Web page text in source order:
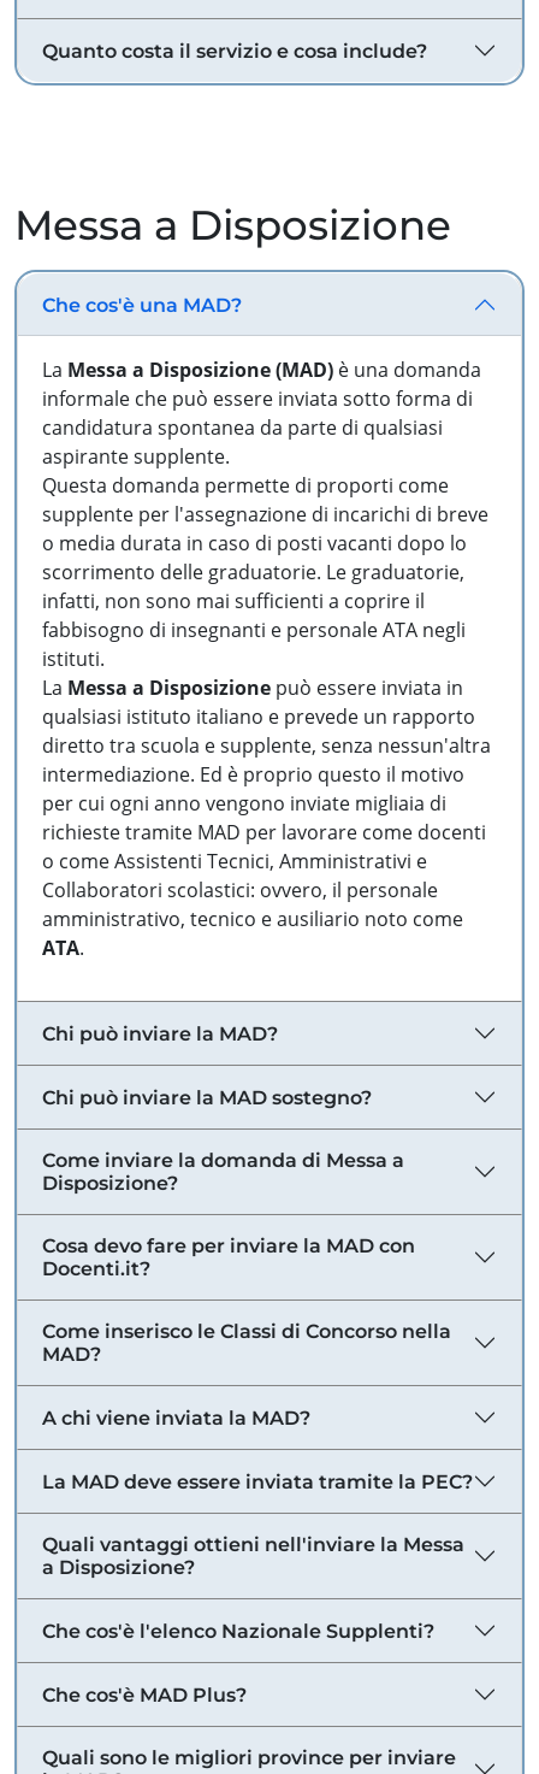
Quanto costa il servizio e cosa include?
Messa a Disposizione
Che cos'è una MAD?
La Messa a Disposizione (MAD) è una domanda
informale che può essere inviata sotto forma di
candidatura spontanea da parte di qualsiasi
aspirante supplente.
Questa domanda permette di proporti come
supplente per l'assegnazione di incarichi di breve
o media durata in caso di posti vacanti dopo lo
scorrimento delle graduatorie. Le graduatorie,
infatti, non sono mai sufficienti a coprire il
fabbisogno di insegnanti e personale ATA negli
istituti.
La Messa a Disposizione può essere inviata in
qualsiasi istituto italiano e prevede un rapporto
diretto tra scuola e supplente, senza nessun'altra
intermediazione. Ed è proprio questo il motivo
per cui ogni anno vengono inviate migliaia di
richieste tramite MAD per lavorare come docenti
o come Assistenti Tecnici, Amministrativi e
Collaboratori scolastici: ovvero, il personale
amministrativo, tecnico e ausiliario noto come
ATA.
Chi può inviare la MAD?
Chi può inviare la MAD sostegno?
Come inviare la domanda di Messa a
Disposizione?
Cosa devo fare per inviare la MAD con
Docenti.it?
Come inserisco le Classi di Concorso nella
MAD?
A chi viene inviata la MAD?
La MAD deve essere inviata tramite la PEC?
Quali vantaggi ottieni nell'inviare la Messa
a Disposizione?
Che cos'è l'elenco Nazionale Supplenti?
Che cos'è MAD Plus?
Quali sono le migliori province per inviare